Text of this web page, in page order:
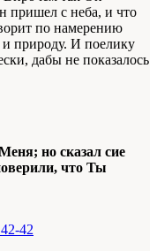
пришел с неба, и что
по намерению
природу. И поелику
дабы не показалось
но сказал сие
что Ты
42